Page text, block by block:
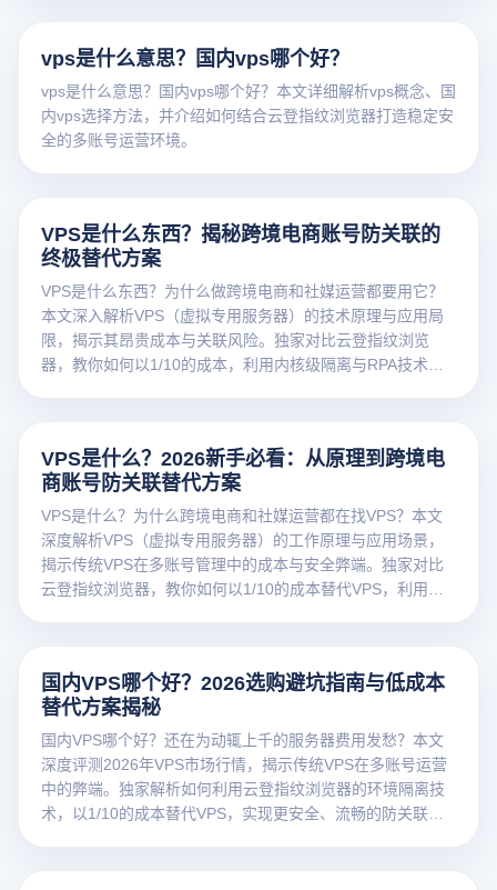
vps是什么意思？国内vps哪个好？
vps是什么意思？国内vps哪个好？本文详细解析vps概念、国
内vps选择方法，并介绍如何结合云登指纹浏览器打造稳定安
全的多账号运营环境。
VPS是什么东西？揭秘跨境电商账号防关联的
终极替代方案
VPS是什么东西？为什么做跨境电商和社媒运营都要用它？
本文深入解析VPS（虚拟专用服务器）的技术原理与应用局
限，揭示其昂贵成本与关联风险。独家对比云登指纹浏览
器，教你如何以1/10的成本，利用内核级隔离与RPA技术，
VPS是什么？2026新手必看：从原理到跨境电
商账号防关联替代方案
VPS是什么？为什么跨境电商和社媒运营都在找VPS？本文
深度解析VPS（虚拟专用服务器）的工作原理与应用场景，
揭示传统VPS在多账号管理中的成本与安全弊端。独家对比
云登指纹浏览器，教你如何以1/10的成本替代VPS，利用内
国内VPS哪个好？2026选购避坑指南与低成本
替代方案揭秘
国内VPS哪个好？还在为动辄上千的服务器费用发愁？本文
深度评测2026年VPS市场行情，揭示传统VPS在多账号运营
中的弊端。独家解析如何利用云登指纹浏览器的环境隔离技
术，以1/10的成本替代VPS，实现更安全、流畅的防关联效